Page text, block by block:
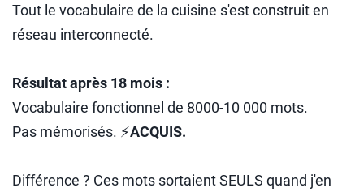
Tout le vocabulaire de la cuisine s'est construit en
réseau interconnecté.
Résultat après 18 mois :
Vocabulaire fonctionnel de 8000-10 000 mots.
Pas mémorisés. ⚡ACQUIS.
Différence ? Ces mots sortaient SEULS quand j'en